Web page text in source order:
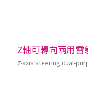
Z軸可轉向兩用雷
Z-axis steering dual-